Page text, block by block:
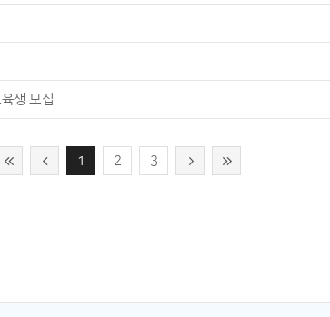
생 모집
1 2 3